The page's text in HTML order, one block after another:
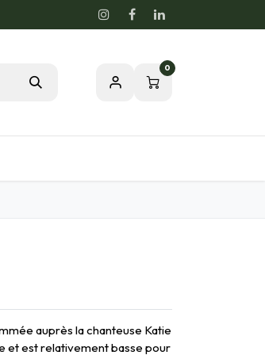
0
auprès la chanteuse Katie
et est relativement basse pour